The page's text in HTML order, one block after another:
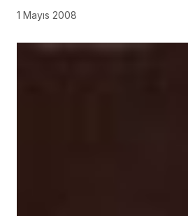
1 Mayıs 2008